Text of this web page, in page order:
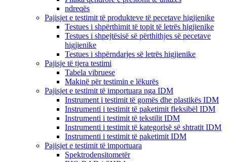
ndreqës
Pajisjet e testimit të produkteve të pecetave higjienike
Testues i shpërthimit të topit të letrës higjienike
Testues i shpejtësisë së përthithjes së pecetave
higjienike
Testues i shpërndarjes së letrës higjienike
Pajisje të tjera testimi
Tabela vibruese
Makinë për testimin e lëkurës
Pajisjet e testimit të importuara nga IDM
Instrument i testimit të gomës dhe plastikës IDM
Instrumenti i testimit të paketimit fleksibël IDM
Instrumenti i testimit të tekstilit IDM
Instrumenti i testimit të kategorisë së shtratit IDM
Instrumenti i testimit të paketimit IDM
Pajisjet e testimit të importuara
Spektrodensitometër